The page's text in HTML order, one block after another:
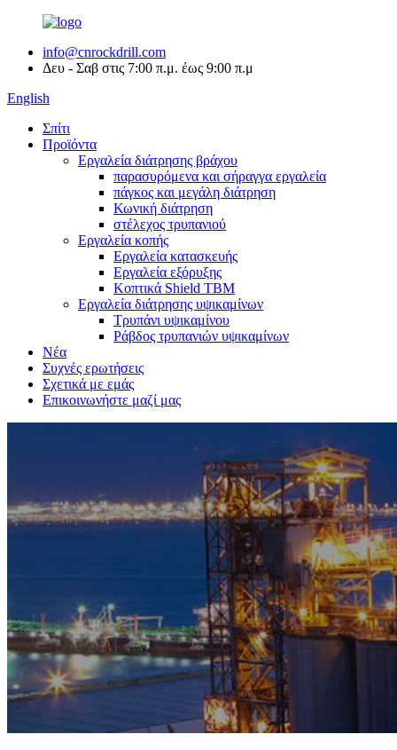
info@cnrockdrill.com
Δευ - Σαβ στις 7:00 π.μ. έως 9:00 π.μ
English
Σπίτι
Προϊόντα
Εργαλεία διάτρησης βράχου
παρασυρόμενα και σήραγγα εργαλεία
πάγκος και μεγάλη διάτρηση
Κωνική διάτρηση
στέλεχος τρυπανιού
Εργαλεία κοπής
Εργαλεία κατασκευής
Εργαλεία εξόρυξης
Κοπτικά Shield TBM
Εργαλεία διάτρησης υψικαμίνων
Τρυπάνι υψικαμίνου
Ράβδος τρυπανιών υψικαμίνων
Νέα
Συχνές ερωτήσεις
Σχετικά με εμάς
Επικοινωνήστε μαζί μας